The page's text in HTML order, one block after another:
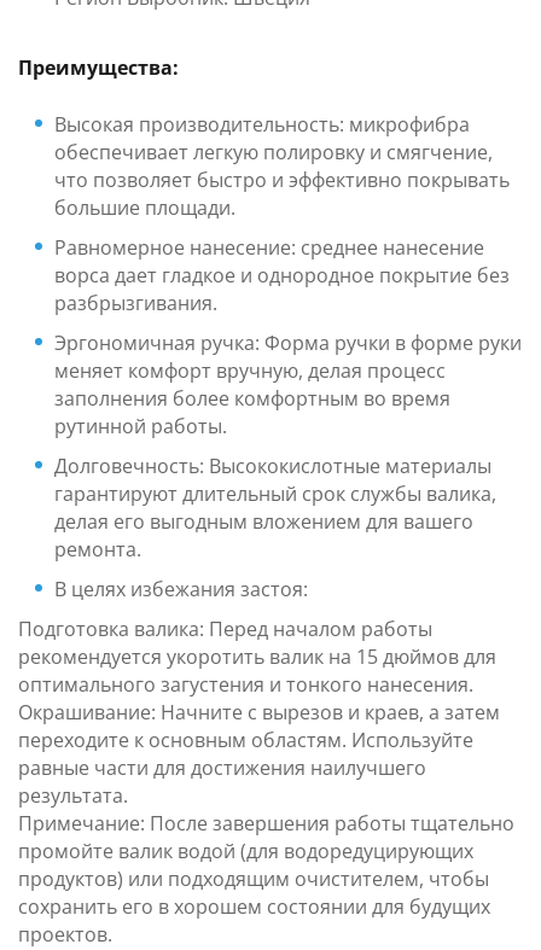
Преимущества:
Высокая производительность: микрофибра
обеспечивает легкую полировку и смягчение,
что позволяет быстро и эффективно покрывать
большие площади.
Равномерное нанесение: среднее нанесение
ворса дает гладкое и однородное покрытие без
разбрызгивания.
Эргономичная ручка: Форма ручки в форме руки
меняет комфорт вручную, делая процесс
заполнения более комфортным во время
рутинной работы.
Долговечность: Высококислотные материалы
гарантируют длительный срок службы валика,
делая его выгодным вложением для вашего
ремонта.
В целях избежания застоя:
Подготовка валика: Перед началом работы
рекомендуется укоротить валик на 15 дюймов для
оптимального загустения и тонкого нанесения.
Окрашивание: Начните с вырезов и краев, а затем
переходите к основным областям. Используйте
равные части для достижения наилучшего
результата.
Примечание: После завершения работы тщательно
промойте валик водой (для водоредуцирующих
продуктов) или подходящим очистителем, чтобы
сохранить его в хорошем состоянии для будущих
проектов.